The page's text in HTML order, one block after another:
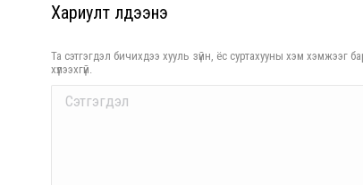
Хариулт үлдээнэ үү
Та сэтгэгдэл бичихдээ хууль зүйн, ёс суртахууны хэм хэмжээг
хүлээхгүй.
Comment